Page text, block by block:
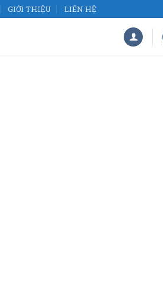
GIỚI THIỆU LIÊN HỆ